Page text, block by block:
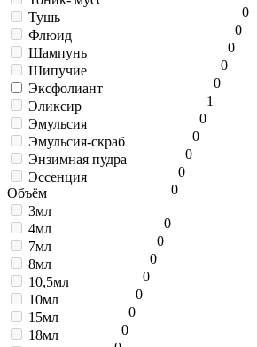
0
Тушь
0
Флюид
0
Шампунь
0
Шипучие
0
Эксфолиант
1
Эликсир
0
Эмульсия
0
Эмульсия-скраб
0
Энзимная пудра
0
Эссенция
0
Объём
3мл
0
4мл
0
7мл
0
8мл
0
10,5мл
0
10мл
0
15мл
0
18мл